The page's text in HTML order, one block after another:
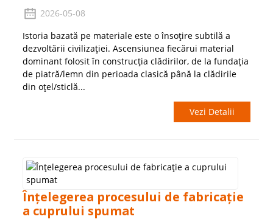
2026-05-08
Istoria bazată pe materiale este o însoțire subtilă a
dezvoltării civilizației. Ascensiunea fiecărui material
dominant folosit în construcția clădirilor, de la fundația
de piatră/lemn din perioada clasică până la clădirile
din oțel/sticlă...
Vezi Detalii
Înțelegerea procesului de fabricație
a cuprului spumat